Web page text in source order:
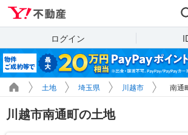
ログイン
土地 埼玉県 川越市 南通
川越市南通町の土地